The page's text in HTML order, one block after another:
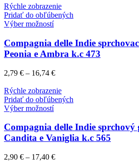
Rýchle zobrazenie
Pridať do obľúbených
Výber možností
Compagnia delle Indie
Peonia e Ambra k.c 473
2,79 € – 16,74 €
Rýchle zobrazenie
Pridať do obľúbených
Výber možností
Compagnia delle Indie
Candita e Vaniglia k.c 565
2,90 € – 17,40 €